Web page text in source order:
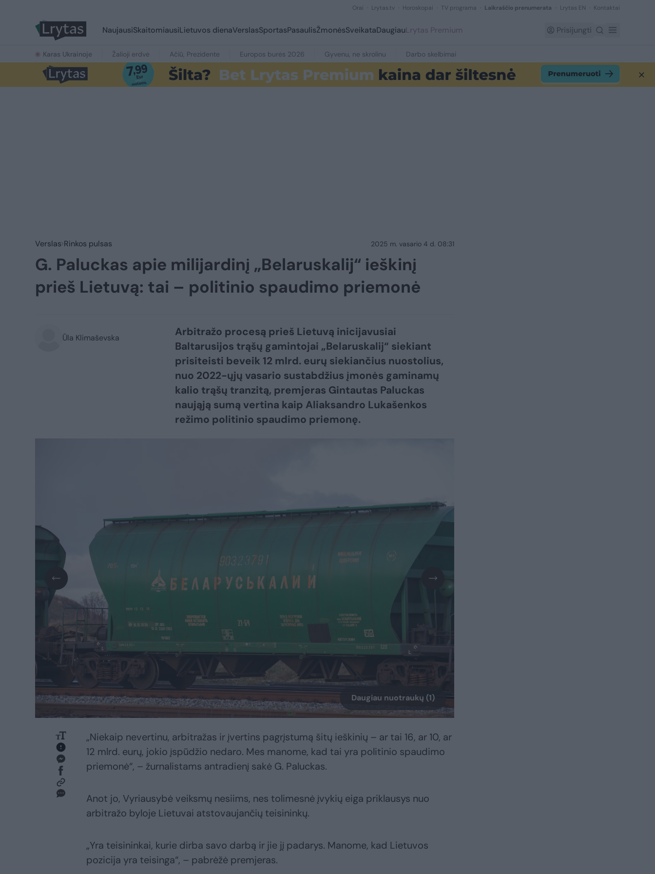
Orai Lrytas.tv Horoskopai TV programa Laikraščio prenumerata Lrytas EN Kontaktai
NaujausiSkaitomiausiLietuvos dienaVerslasSportasPasaulisŽmonėsSveikataDaugiauLrytas Premium Prisijungti
Karas Ukrainoje Žalioji erdvė Ačiū, Prezidente Europos burės 2026 Gyvenu, ne skrolinu Darbo skelbimai
Verslas Rinkos pulsas 2025 m. vasario 4 d. 08:31
G. Paluckas apie milijardinį „Belaruskalij“ ieškinį
prieš Lietuvą: tai – politinio spaudimo priemonė
Ūla Klimaševska
Arbitražo procesą prieš Lietuvą inicijavusiai
Baltarusijos trąšų gamintojai „Belaruskalij“ siekiant
prisiteisti beveik 12 mlrd. eurų siekiančius nuostolius,
nuo 2022-ųjų vasario sustabdžius įmonės gaminamų
kalio trąšų tranzitą, premjeras Gintautas Paluckas
naująją sumą vertina kaip Aliaksandro Lukašenkos
režimo politinio spaudimo priemonę.
Daugiau nuotraukų (1)
„Niekaip nevertinu, arbitražas ir įvertins pagrįstumą šitų ieškinių – ar tai 16, ar 10, ar
12 mlrd. eurų, jokio įspūdžio nedaro. Mes manome, kad tai yra politinio spaudimo
priemonė“, – žurnalistams antradienį sakė G. Paluckas.
Anot jo, Vyriausybė veiksmų nesiims, nes tolimesnė įvykių eiga priklausys nuo
arbitražo byloje Lietuvai atstovaujančių teisininkų.
„Yra teisininkai, kurie dirba savo darbą ir jie jį padarys. Manome, kad Lietuvos
pozicija yra teisinga“, – pabrėžė premjeras.